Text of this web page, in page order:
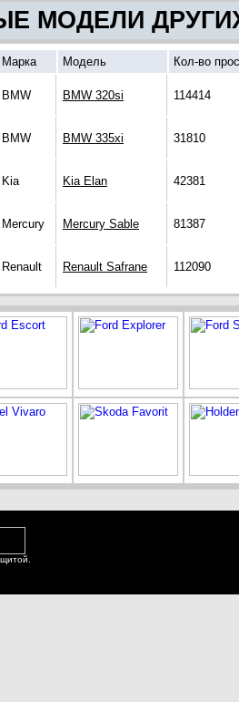
МОДЕЛИ
Марка Модель Кол-во
BMW BMW 320si 114414
BMW BMW 335xi 31810
Kia Kia Elan 42381
Mercury Mercury Sable 81387
Renault Renault Safrane 112090